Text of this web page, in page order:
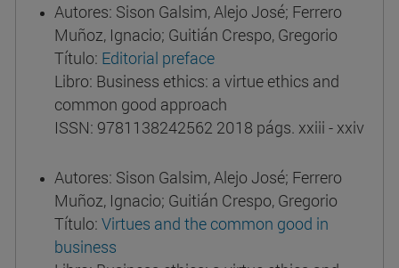
Autores: Sison Galsim, Alejo José; Ferrero
Muñoz, Ignacio; Guitián Crespo, Gregorio
Título: Editorial preface
Libro: Business ethics: a virtue ethics and
common good approach
ISSN: 9781138242562 2018 págs. xxiii - xxiv
Autores: Sison Galsim, Alejo José; Ferrero
Muñoz, Ignacio; Guitián Crespo, Gregorio
Título:Virtues and the common good in
business